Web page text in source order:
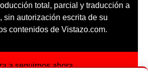
total, parcial y traducción a
sin autorización escrita de su
contenidos de Vistazo.com.
a seguirnos ahora